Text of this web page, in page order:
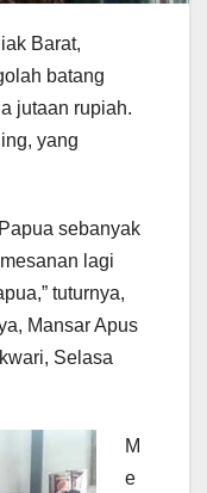
Barat,
batang
jutaan rupiah.
yang
sebanyak
lagi
tuturnya,
Mansar Apus
Selasa
M
e